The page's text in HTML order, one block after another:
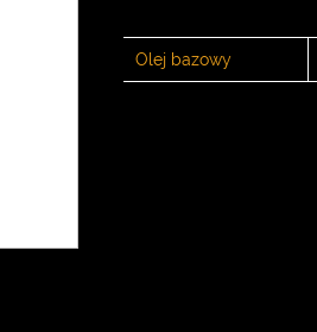
Olej bazowy